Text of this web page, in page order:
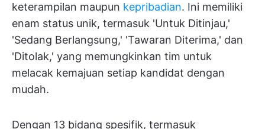
keterampilan maupun kepribadian. Ini memiliki
enam status unik, termasuk 'Untuk Ditinjau,'
'Sedang Berlangsung,' 'Tawaran Diterima,' dan
'Ditolak,' yang memungkinkan tim untuk
melacak kemajuan setiap kandidat dengan
mudah.
Dengan 13 bidang spesifik, termasuk